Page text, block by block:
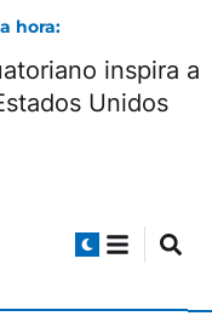
hora:
inspira a
Unidos